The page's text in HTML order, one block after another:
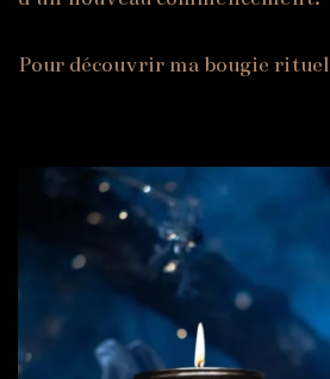
Pour découvrir ma bougie rituel